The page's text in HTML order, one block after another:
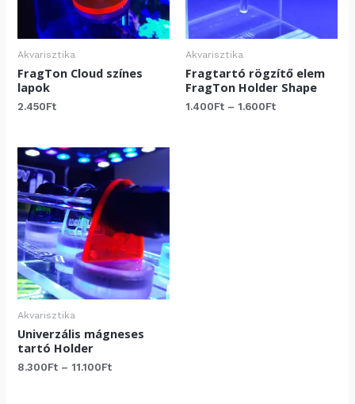
Akvarisztika
FragTon Cloud színes
lapok
2.450Ft
Akvarisztika
Fragtartó rögzítő elem
FragTon Holder Shape
1.400Ft – 1.600FtÁrtartomány:
Akvarisztika
Univerzális mágneses
tartó Holder
8.300Ft – 11.100FtÁrtartomány: